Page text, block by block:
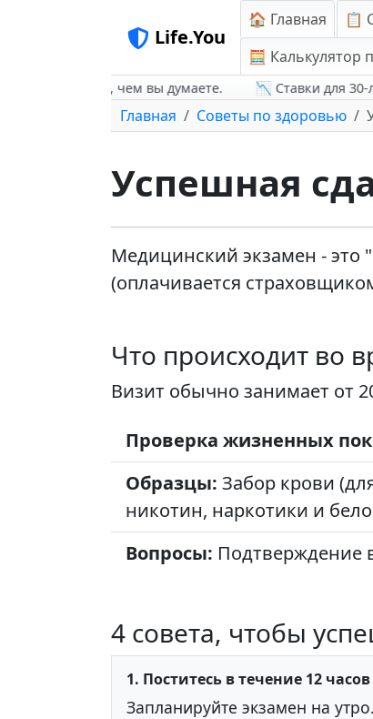
Life.You
🏠 Главная 📋
🧮 Калькулятор
дешевле, чем вы думаете. 📉 Ставки для 30-
Главная Советы по здоровью
Успешная
Медицинский экзамен -
(оплачивается
Что происходит во
Визит обычно занимает от
Проверка жизненных
Образцы: Забор крови
никотин, наркотики и
Вопросы: Подтверждение
4 совета, чтобы
1. Поститесь в течение 12 часов
Запланируйте экзамен на